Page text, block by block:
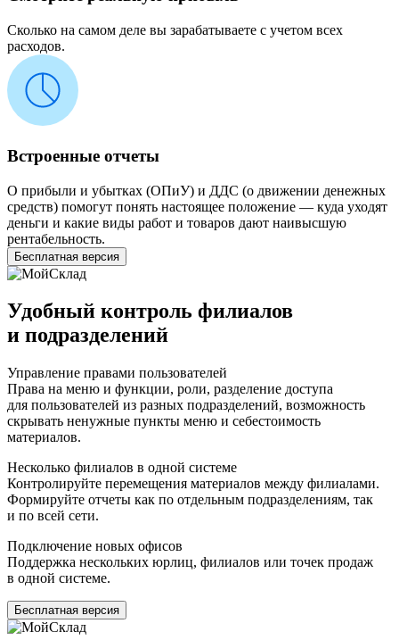
Сколько на самом деле вы зарабатываете с учетом всех
расходов.
Встроенные отчеты
О прибыли и убытках (ОПиУ) и ДДС (о движении денежных
средств) помогут понять настоящее положение — куда уходят
деньги и какие виды работ и товаров дают наивысшую
рентабельность.
Бесплатная версия
Удобный контроль филиалов
и подразделений
Управление правами пользователей
Права на меню и функции, роли, разделение доступа
для пользователей из разных подразделений, возможность
скрывать ненужные пункты меню и себестоимость
материалов.
Несколько филиалов в одной системе
Контролируйте перемещения материалов между филиалами.
Формируйте отчеты как по отдельным подразделениям, так
и по всей сети.
Подключение новых офисов
Поддержка нескольких юрлиц, филиалов или точек продаж
в одной системе.
Бесплатная версия